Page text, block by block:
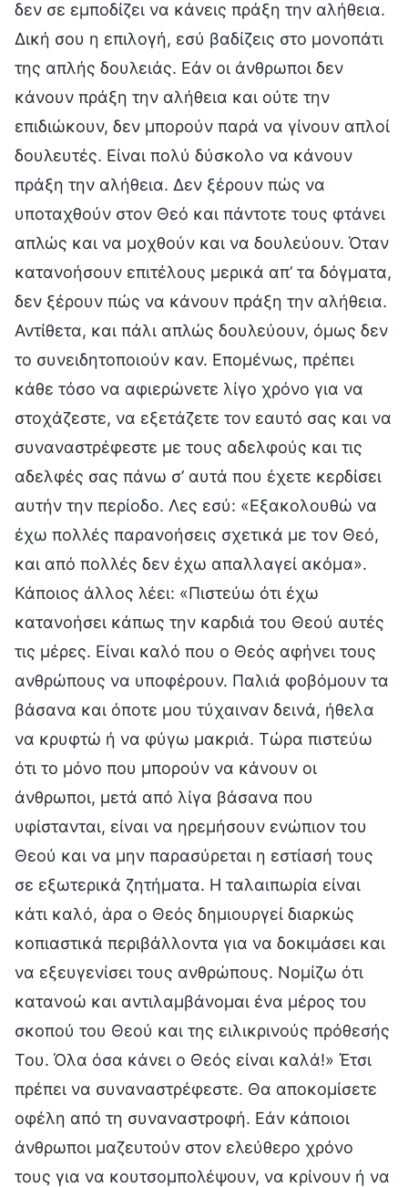
δεν σε εμποδίζει να κάνεις πράξη την αλήθεια.
Δική σου η επιλογή, εσύ βαδίζεις στο μονοπάτι
της απλής δουλειάς. Εάν οι άνθρωποι δεν
κάνουν πράξη την αλήθεια και ούτε την
επιδιώκουν, δεν μπορούν παρά να γίνουν απλοί
δουλευτές. Είναι πολύ δύσκολο να κάνουν
πράξη την αλήθεια. Δεν ξέρουν πώς να
υποταχθούν στον Θεό και πάντοτε τους φτάνει
απλώς και να μοχθούν και να δουλεύουν. Όταν
κατανοήσουν επιτέλους μερικά απ’ τα δόγματα,
δεν ξέρουν πώς να κάνουν πράξη την αλήθεια.
Αντίθετα, και πάλι απλώς δουλεύουν, όμως δεν
το συνειδητοποιούν καν. Επομένως, πρέπει
κάθε τόσο να αφιερώνετε λίγο χρόνο για να
στοχάζεστε, να εξετάζετε τον εαυτό σας και να
συναναστρέφεστε με τους αδελφούς και τις
αδελφές σας πάνω σ’ αυτά που έχετε κερδίσει
αυτήν την περίοδο. Λες εσύ: «Εξακολουθώ να
έχω πολλές παρανοήσεις σχετικά με τον Θεό,
και από πολλές δεν έχω απαλλαγεί ακόμα».
Κάποιος άλλος λέει: «Πιστεύω ότι έχω
κατανοήσει κάπως την καρδιά του Θεού αυτές
τις μέρες. Είναι καλό που ο Θεός αφήνει τους
ανθρώπους να υποφέρουν. Παλιά φοβόμουν τα
βάσανα και όποτε μου τύχαιναν δεινά, ήθελα
να κρυφτώ ή να φύγω μακριά. Τώρα πιστεύω
ότι το μόνο που μπορούν να κάνουν οι
άνθρωποι, μετά από λίγα βάσανα που
υφίστανται, είναι να ηρεμήσουν ενώπιον του
Θεού και να μην παρασύρεται η εστίασή τους
σε εξωτερικά ζητήματα. Η ταλαιπωρία είναι
κάτι καλό, άρα ο Θεός δημιουργεί διαρκώς
κοπιαστικά περιβάλλοντα για να δοκιμάσει και
να εξευγενίσει τους ανθρώπους. Νομίζω ότι
κατανοώ και αντιλαμβάνομαι ένα μέρος του
σκοπού του Θεού και της ειλικρινούς πρόθεσής
Του. Όλα όσα κάνει ο Θεός είναι καλά!» Έτσι
πρέπει να συναναστρέφεστε. Θα αποκομίσετε
οφέλη από τη συναναστροφή. Εάν κάποιοι
άνθρωποι μαζευτούν στον ελεύθερο χρόνο
τους για να κουτσομπολέψουν, να κρίνουν ή να